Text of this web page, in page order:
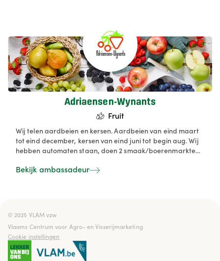
Adriaensen-Wynants
Fruit
Wij telen aardbeien en kersen. Aardbeien van eind maart
tot eind december, kersen van eind juni tot begin aug. Wij
hebben automaten staan, doen 2 smaak/boerenmarkten
bloesemroute. Van onze mindere kwaliteit producten
Bekijk ambassadeur
© 2025 VLAM vzw
Vlaams Centrum voor Agro- en Visserijmarketing
Cookie instellingen